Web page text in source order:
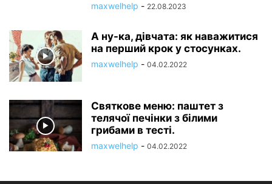
maxwelhelp - 22.08.2023
А ну-ка, дівчата: як наважитися
на перший крок у стосунках.
maxwelhelp - 04.02.2022
Святкове меню: паштет з
телячої печінки з білими
грибами в тесті.
maxwelhelp - 04.02.2022